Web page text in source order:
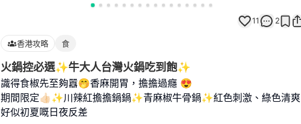
11 2
香港攻略 食
火鍋控必選✨️牛大人台灣火鍋吃到飽✨️
識得食椒先至夠囂🤭香麻開胃，擔擔過癮 😍
期間限定👍🏻✨️川辣紅擔擔鍋鍋✨️青麻椒牛骨鍋✨️紅色刺激、綠色清爽
好似初夏嘅日夜反差